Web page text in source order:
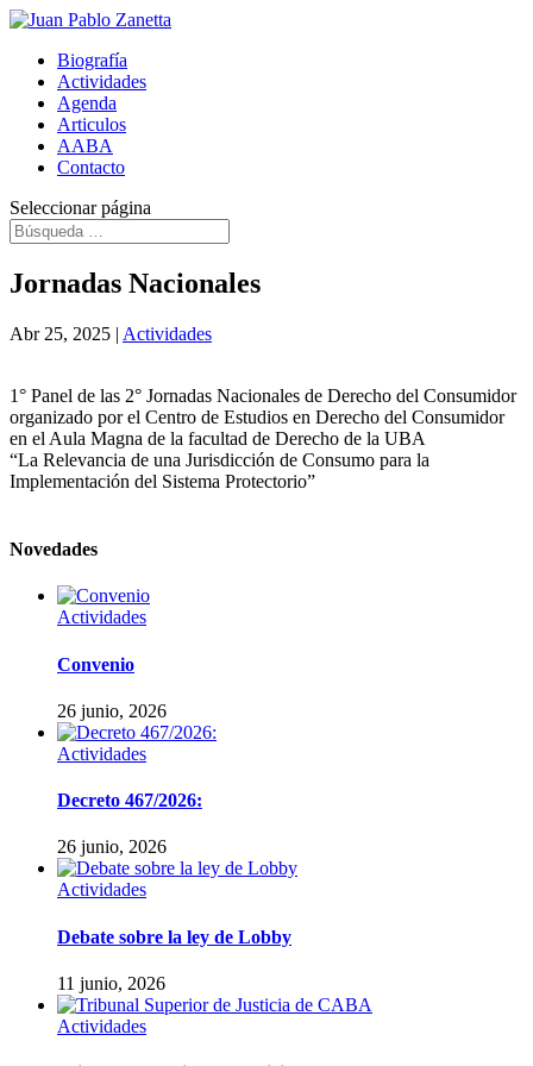
Biografía
Actividades
Agenda
Articulos
AABA
Contacto
Seleccionar página
Jornadas Nacionales
Abr 25, 2025 | Actividades
1° Panel de las 2° Jornadas Nacionales de Derecho del Consumidor
organizado por el Centro de Estudios en Derecho del Consumidor
en el Aula Magna de la facultad de Derecho de la UBA
“La Relevancia de una Jurisdicción de Consumo para la
Implementación del Sistema Protectorio”
Novedades
Actividades
Convenio
26 junio, 2026
Actividades
Decreto 467/2026:
26 junio, 2026
Actividades
Debate sobre la ley de Lobby
11 junio, 2026
Actividades